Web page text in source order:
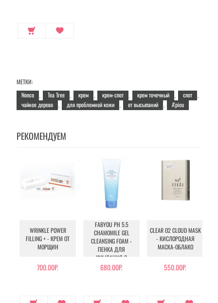
МЕТКИ:
Nonco
Tea Tree крем крем-спот крем точечный спот
чайное дерево для проблемной кожи от высыпаний A'pieu
РЕКОМЕНДУЕМ
WRINKLE POWER
FILLING + - КРЕМ ОТ
МОРЩИН
700.00Р.
FABYOU PH 5.5
CHAMOMILE GEL
CLEANSING FOAM -
ПЕНКА ДЛЯ
УМЫВАНИЯ С
РОМАШКОЙ
680.00Р.
CLEAR O2 CLOUD MASK
- КИСЛОРОДНАЯ
МАСКА-ОБЛАКО
550.00Р.